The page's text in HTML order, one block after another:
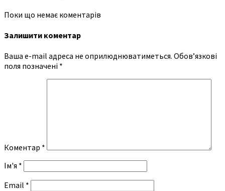
Поки що немає коментарів
Залишити коментар
Ваша e-mail адреса не оприлюднюватиметься. Обов’язкові
поля позначені *
Коментар *
Ім'я *
Email *